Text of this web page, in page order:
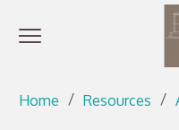
Go directly to
Go directly to
Open menu
Home Resources